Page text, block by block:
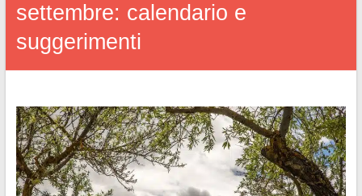
settembre: calendario e
suggerimenti